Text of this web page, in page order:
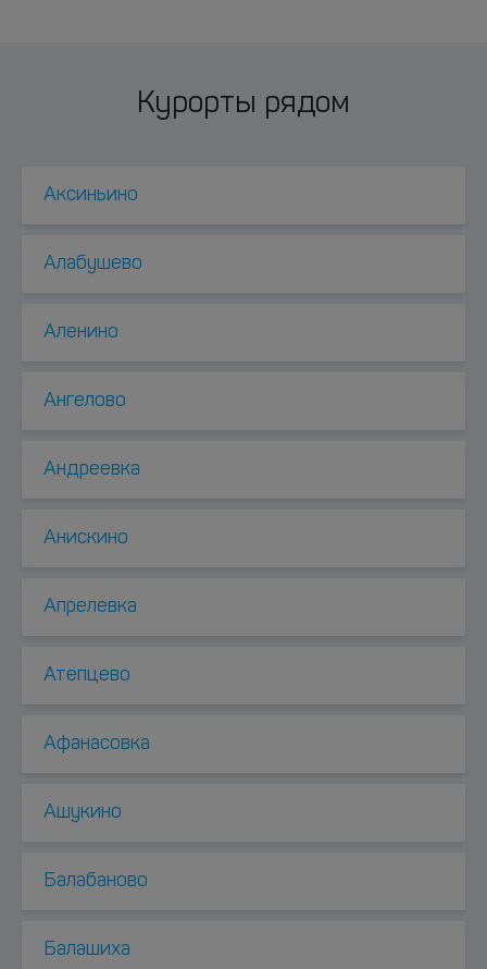
Курорты рядом
Аксиньино
Алабушево
Аленино
Ангелово
Андреевка
Анискино
Апрелевка
Атепцево
Афанасовка
Ашукино
Балабаново
Балашиха